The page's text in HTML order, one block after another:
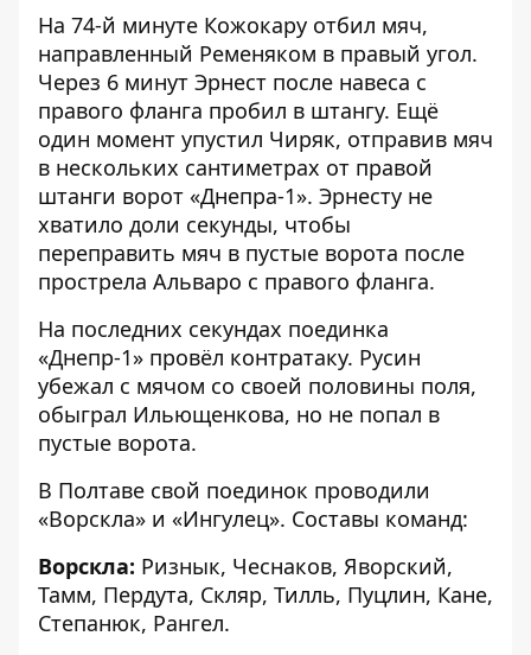
На 74-й минуте Кожокару отбил мяч,
направленный Ременяком в правый угол.
Через 6 минут Эрнест после навеса с
правого фланга пробил в штангу. Ещё
один момент упустил Чиряк, отправив мяч
в нескольких сантиметрах от правой
штанги ворот «Днепра-1». Эрнесту не
хватило доли секунды, чтобы
переправить мяч в пустые ворота после
прострела Альваро с правого фланга.
На последних секундах поединка
«Днепр-1» провёл контратаку. Русин
убежал с мячом со своей половины поля,
обыграл Ильющенкова, но не попал в
пустые ворота.
В Полтаве свой поединок проводили
«Ворскла» и «Ингулец». Составы команд:
Ворскла: Ризнык, Чеснаков, Яворский,
Тамм, Пердута, Скляр, Тилль, Пуцлин, Кане,
Степанюк, Рангел.